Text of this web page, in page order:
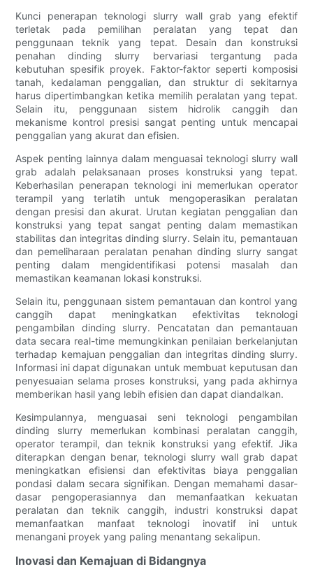
Kunci penerapan teknologi slurry wall grab yang efektif
terletak pada pemilihan peralatan yang tepat dan
penggunaan teknik yang tepat. Desain dan konstruksi
penahan dinding slurry bervariasi tergantung pada
kebutuhan spesifik proyek. Faktor-faktor seperti komposisi
tanah, kedalaman penggalian, dan struktur di sekitarnya
harus dipertimbangkan ketika memilih peralatan yang tepat.
Selain itu, penggunaan sistem hidrolik canggih dan
mekanisme kontrol presisi sangat penting untuk mencapai
penggalian yang akurat dan efisien.
Aspek penting lainnya dalam menguasai teknologi slurry wall
grab adalah pelaksanaan proses konstruksi yang tepat.
Keberhasilan penerapan teknologi ini memerlukan operator
terampil yang terlatih untuk mengoperasikan peralatan
dengan presisi dan akurat. Urutan kegiatan penggalian dan
konstruksi yang tepat sangat penting dalam memastikan
stabilitas dan integritas dinding slurry. Selain itu, pemantauan
dan pemeliharaan peralatan penahan dinding slurry sangat
penting dalam mengidentifikasi potensi masalah dan
memastikan keamanan lokasi konstruksi.
Selain itu, penggunaan sistem pemantauan dan kontrol yang
canggih dapat meningkatkan efektivitas teknologi
pengambilan dinding slurry. Pencatatan dan pemantauan
data secara real-time memungkinkan penilaian berkelanjutan
terhadap kemajuan penggalian dan integritas dinding slurry.
Informasi ini dapat digunakan untuk membuat keputusan dan
penyesuaian selama proses konstruksi, yang pada akhirnya
memberikan hasil yang lebih efisien dan dapat diandalkan.
Kesimpulannya, menguasai seni teknologi pengambilan
dinding slurry memerlukan kombinasi peralatan canggih,
operator terampil, dan teknik konstruksi yang efektif. Jika
diterapkan dengan benar, teknologi slurry wall grab dapat
meningkatkan efisiensi dan efektivitas biaya penggalian
pondasi dalam secara signifikan. Dengan memahami dasar-
dasar pengoperasiannya dan memanfaatkan kekuatan
peralatan dan teknik canggih, industri konstruksi dapat
memanfaatkan manfaat teknologi inovatif ini untuk
menangani proyek yang paling menantang sekalipun.
Inovasi dan Kemajuan di Bidangnya